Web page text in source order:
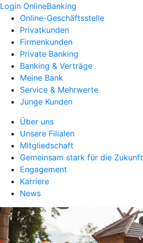
Login OnlineBanking
Online-Geschäftsstelle
Privatkunden
Firmenkunden
Private Banking
Banking & Verträge
Meine Bank
Service & Mehrwerte
Junge Kunden
Über uns
Unsere Filialen
Mitgliedschaft
Gemeinsam stark für die Zukunft
Engagement
Karriere
News